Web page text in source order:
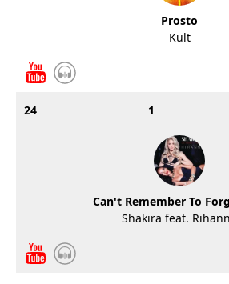
Prosto
Kult
24 1
Can't Remember To
Shakira feat.